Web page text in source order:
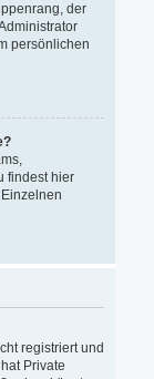
der
persönlichen
findest hier
registriert und
Private